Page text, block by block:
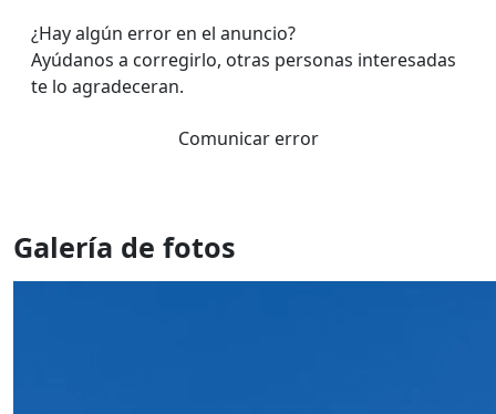
¿Hay algún error en el anuncio?
Ayúdanos a corregirlo, otras personas interesadas
te lo agradeceran.
Comunicar error
Galería de fotos